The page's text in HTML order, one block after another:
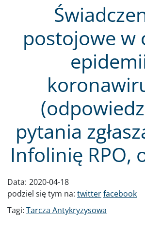
postojowe w
pytania
Infolinię RPO,
Data: 2020-04-18
podziel się tym na: twitterfacebook
Tagi: Tarcza Antykryzysowa